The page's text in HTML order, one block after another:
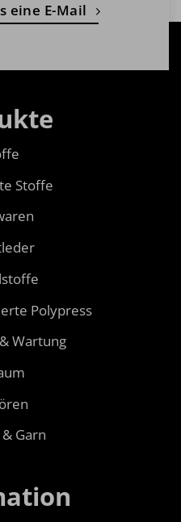
eine E-Mail
Stoffe
Polypress
Wartung
Garn